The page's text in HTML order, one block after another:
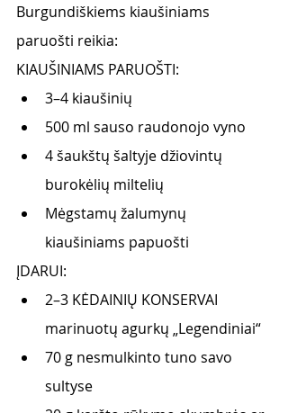
Burgundiškiems kiaušiniams
paruošti reikia:
KIAUŠINIAMS PARUOŠTI:
3–4 kiaušinių
500 ml sauso raudonojo vyno
4 šaukštų šaltyje džiovintų
burokėlių miltelių
Mėgstamų žalumynų
kiaušiniams papuošti
ĮDARUI:
2–3 KĖDAINIŲ KONSERVAI
marinuotų agurkų „Legendiniai“
70 g nesmulkinto tuno savo
sultyse